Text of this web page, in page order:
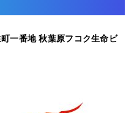
一番地 秋葉原フコク生命ビ